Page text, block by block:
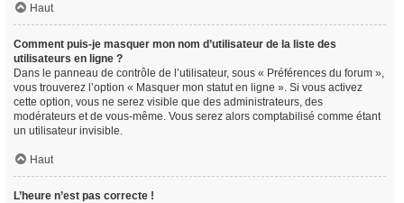
Haut
Comment puis-je masquer mon nom d’utilisateur de la liste des
utilisateurs en ligne ?
Dans le panneau de contrôle de l’utilisateur, sous « Préférences du forum »,
vous trouverez l’option « Masquer mon statut en ligne ». Si vous activez
cette option, vous ne serez visible que des administrateurs, des
modérateurs et de vous-même. Vous serez alors comptabilisé comme étant
un utilisateur invisible.
Haut
L’heure n’est pas correcte !